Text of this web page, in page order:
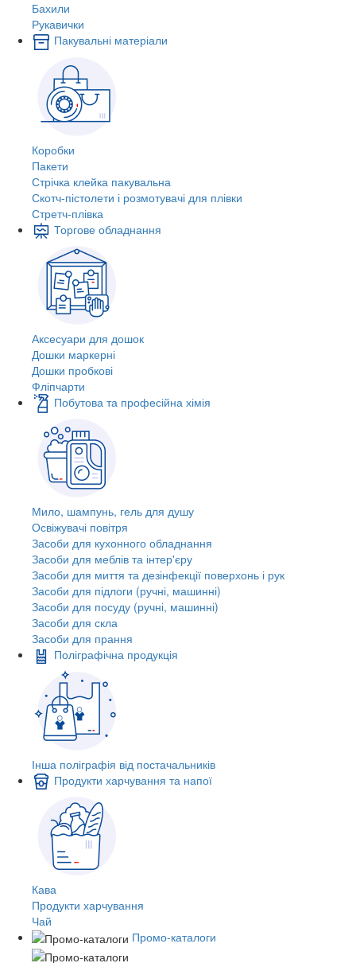
Бахили
Рукавички
Пакувальні матеріали
Коробки
Пакети
Стрічка клейка пакувальна
Скотч-пістолети і розмотувачі для плівки
Стретч-плівка
Торгове обладнання
Аксесуари для дошок
Дошки маркерні
Дошки пробкові
Фліпчарти
Побутова та професійна хімія
Мило, шампунь, гель для душу
Освіжувачі повітря
Засоби для кухонного обладнання
Засоби для меблів та інтер'єру
Засоби для миття та дезінфекції поверхонь і рук
Засоби для підлоги (ручні, машинні)
Засоби для посуду (ручні, машинні)
Засоби для скла
Засоби для прання
Поліграфічна продукція
Інша поліграфія від постачальників
Продукти харчування та напої
Кава
Продукти харчування
Чай
Промо-каталоги